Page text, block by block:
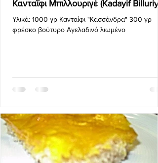
Κανταΐφι Mπιλλουριγέ (Kadayif
Υλικά: 1000 γρ Κανταίφι "Κασσάνδρα" 300 γρ
φρέσκο βούτυρο Αγελαδινό λιωμένο